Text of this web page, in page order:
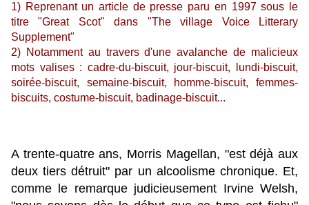
1) Reprenant un article de presse paru en 1997 sous le
titre "Great Scot" dans "The village Voice Litterary
Supplement"
2) Notamment au travers d'une avalanche de malicieux
mots valises : cadre-du-biscuit, jour-biscuit, lundi-biscuit,
soirée-biscuit, semaine-biscuit, homme-biscuit, femmes-
biscuits, costume-biscuit, badinage-biscuit...
A trente-quatre ans, Morris Magellan, "est déjà aux
deux tiers détruit" par un alcoolisme chronique. Et,
comme le remarque judicieusement Irvine Welsh,